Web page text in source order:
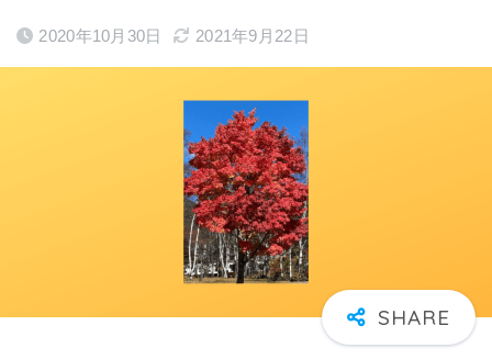
2020年10月30日 2021年9月22日